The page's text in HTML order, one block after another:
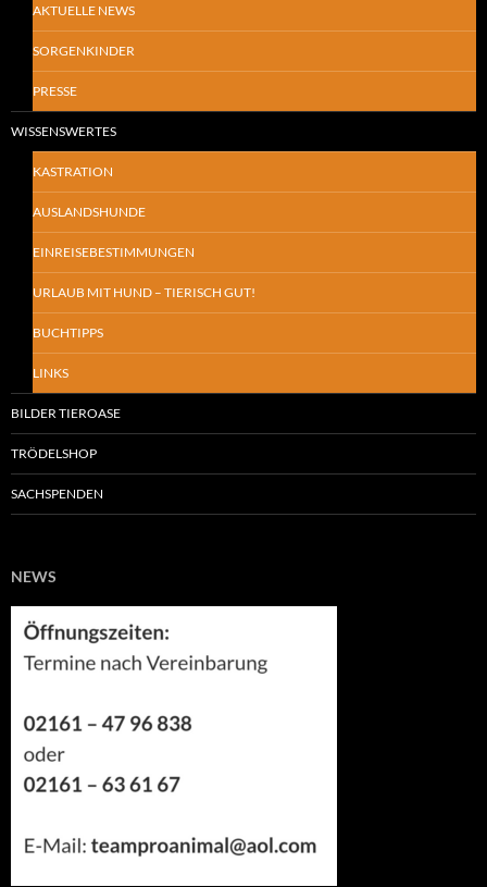
AKTUELLE NEWS
SORGENKINDER
PRESSE
WISSENSWERTES
KASTRATION
AUSLANDSHUNDE
EINREISEBESTIMMUNGEN
URLAUB MIT HUND – TIERISCH GUT!
BUCHTIPPS
LINKS
BILDER TIEROASE
TRÖDELSHOP
SACHSPENDEN
NEWS